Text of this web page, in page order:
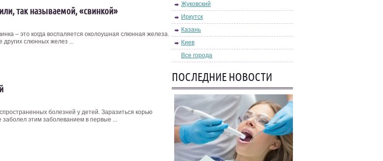
так называемой, «свинкой»
– это когда воспаляется околоушная слюнная железа.
других слюнных желез ...
болезней у детей. Заразиться корью
заболел этим заболеванием в первые ...
Жуковский
Иркутск
Казань
Киев
Все города
ПОСЛЕДНИЕ НОВОСТИ